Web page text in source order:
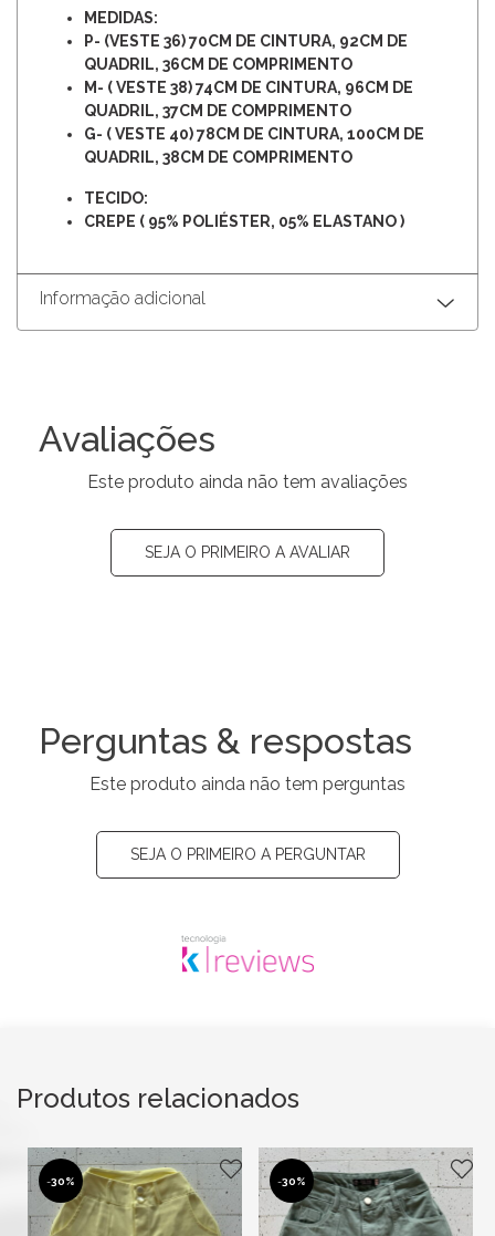
MEDIDAS:
P- (VESTE 36) 70CM DE CINTURA, 92CM DE
QUADRIL, 36CM DE COMPRIMENTO
M- ( VESTE 38) 74CM DE CINTURA, 96CM DE
QUADRIL, 37CM DE COMPRIMENTO
G- ( VESTE 40) 78CM DE CINTURA, 100CM DE
QUADRIL, 38CM DE COMPRIMENTO
TECIDO:
CREPE ( 95% POLIÉSTER, 05% ELASTANO )
Informação adicional
Avaliações
Este produto ainda não tem avaliações
SEJA O PRIMEIRO A AVALIAR
Perguntas & respostas
Este produto ainda não tem perguntas
SEJA O PRIMEIRO A PERGUNTAR
Produtos relacionados
-30% -30%